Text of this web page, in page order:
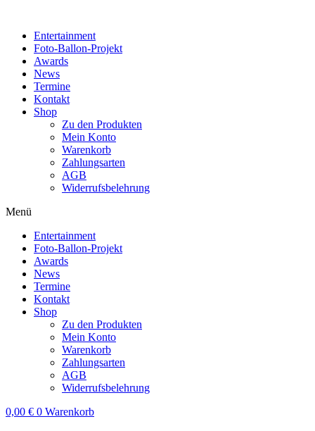
wechselnEntertainment
Foto-Ballon-Projekt
Awards
News
Termine
Kontakt
Shop
Zu den Produkten
Mein Konto
Warenkorb
Zahlungsarten
AGB
Widerrufsbelehrung
Menü
Entertainment
Foto-Ballon-Projekt
Awards
News
Termine
Kontakt
Shop
Zu den Produkten
Mein Konto
Warenkorb
Zahlungsarten
AGB
Widerrufsbelehrung
0,00 € 0 Warenkorb